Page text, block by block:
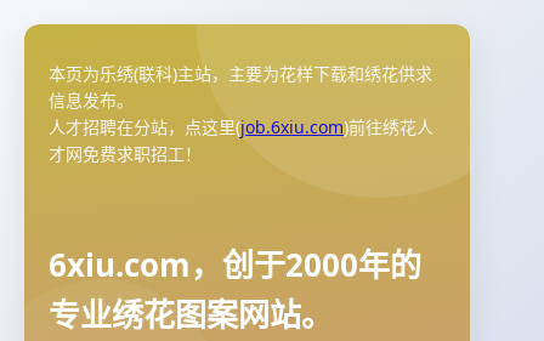
本页为乐绣(联科)主站，主要为花样下载和绣花供求
信息发布。
人才招聘在分站，点这里(job.6xiu.com)前往绣花人
才网免费求职招工！
6xiu.com，创于2000年的
专业绣花图案网站。